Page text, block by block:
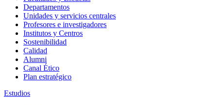
Departamentos
Unidades y servicios centrales
Profesores e investigadores
Institutos y Centros
Sostenibilidad
Calidad
Alumni
Canal Ético
Plan estratégico
Estudios